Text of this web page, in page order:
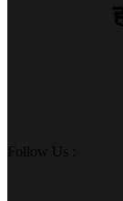
Follow Us :